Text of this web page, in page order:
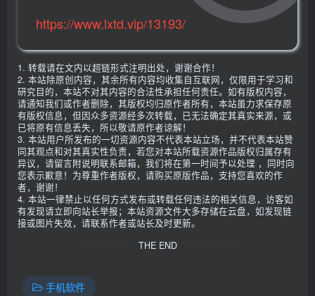
https://www.lxtd.vip/13193/
1. 转载请在文内以超链形式注明出处，谢谢合作！
2. 本站除原创内容，其余所有内容均收集自互联网，仅限用于学习和
研究目的，本站不对其内容的合法性承担任何责任。如有版权内容，
请通知我们或作者删除，其版权均归原作者所有，本站虽力求保存原
有版权信息，但因众多资源经多次转载，已无法确定其真实来源，或
已将原有信息丢失，所以敬请原作者谅解！
3. 本站用户所发布的一切资源内容不代表本站立场，并不代表本站赞
同其观点和对其真实性负责，若您对本站所载资源作品版权归属存有
异议，请留言附说明联系邮箱，我们将在第一时间予以处理 ，同时向
您表示歉意！为尊重作者版权，请购买原版作品，支持您喜欢的作
者，谢谢！
4. 本站一律禁止以任何方式发布或转载任何违法的相关信息，访客如
有发现请立即向站长举报；本站资源文件大多存储在云盘，如发现链
接或图片失效，请联系作者或站长及时更新。
THE END
手机软件